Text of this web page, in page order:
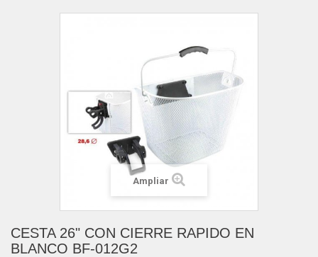
Ampliar
CESTA 26" CON CIERRE RAPIDO EN
BLANCO BF-012G2